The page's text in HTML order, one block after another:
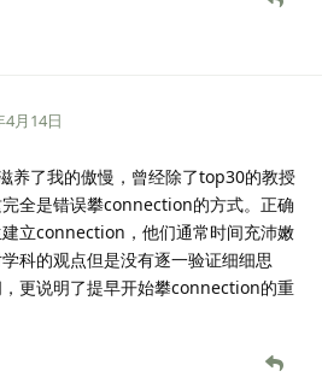
4月14日
养了我的傲慢，曾经除了top30的教授
全是错误攀connection的方式。正确
立connection，他们通常时间充沛嫩
科的观点但是没有逐一验证细细思
更说明了提早开始攀connection的重